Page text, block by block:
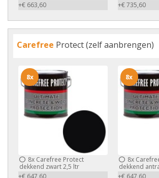
+€ 663,60
+€ 735,60
Carefree Protect (zelf aanbrengen)
8x Carefree Protect
dekkend zwart 2,5 ltr
+€ 647,60
8x
8x
dekkend
+€ 647,60
8x